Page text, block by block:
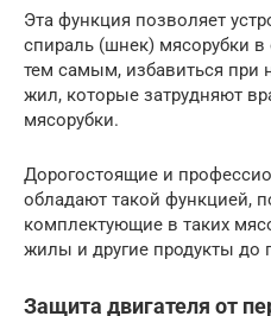
Эта функция позволяет
спираль (шнек) мясорубки
тем самым, избавиться при
жил, которые затрудняют
мясорубки.
Дорогостоящие и
обладают такой функцией,
комплектующие в таких
жилы и другие продукты до
Защита двигателя от